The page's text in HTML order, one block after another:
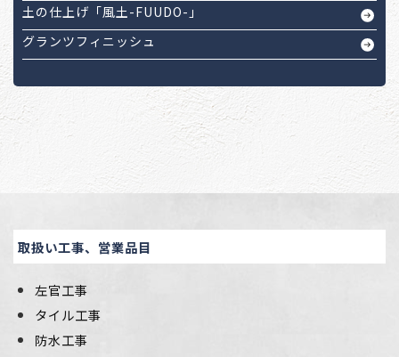
土の仕上げ「風土-FUUDO-」
グランツフィニッシュ
取扱い工事、営業品目
左官工事
タイル工事
防水工事